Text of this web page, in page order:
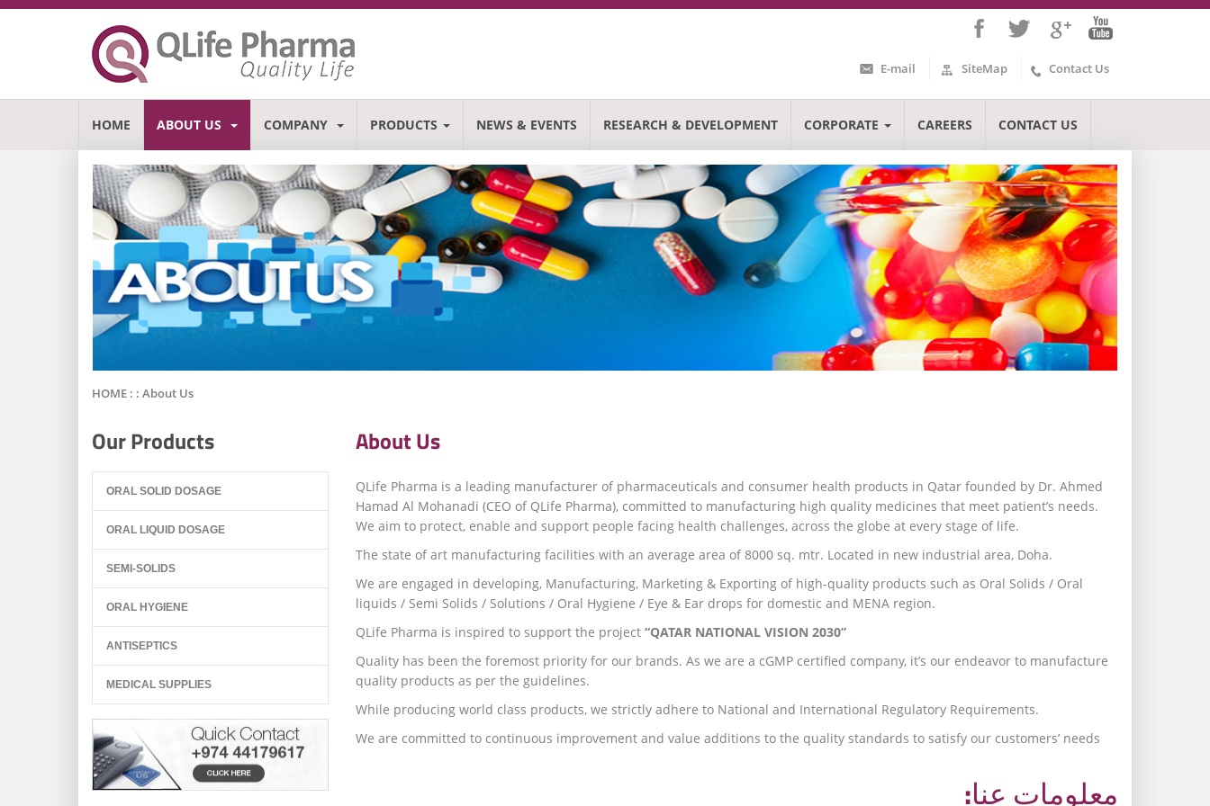
E-mail SiteMap Contact Us
HOME ABOUT US COMPANY PRODUCTS NEWS & EVENTS RESEARCH & DEVELOPMENT CORPORATE CAREERS CONTACT US
HOME : : About Us
Our Products
ORAL SOLID DOSAGE
ORAL LIQUID DOSAGE
SEMI-SOLIDS
ORAL HYGIENE
ANTISEPTICS
MEDICAL SUPPLIES
About Us
QLife Pharma is a leading manufacturer of pharmaceuticals and consumer health products in Qatar founded by Dr. Ahmed
Hamad Al Mohanadi (CEO of QLife Pharma), committed to manufacturing high quality medicines that meet patient’s needs.
We aim to protect, enable and support people facing health challenges, across the globe at every stage of life.
The state of art manufacturing facilities with an average area of 8000 sq. mtr. Located in new industrial area, Doha.
We are engaged in developing, Manufacturing, Marketing & Exporting of high-quality products such as Oral Solids / Oral
liquids / Semi Solids / Solutions / Oral Hygiene / Eye & Ear drops for domestic and MENA region.
QLife Pharma is inspired to support the project “QATAR NATIONAL VISION 2030”
Quality has been the foremost priority for our brands. As we are a cGMP certified company, it’s our endeavor to manufacture
quality products as per the guidelines.
While producing world class products, we strictly adhere to National and International Regulatory Requirements.
We are committed to continuous improvement and value additions to the quality standards to satisfy our customers’ needs
معلومات عنا: